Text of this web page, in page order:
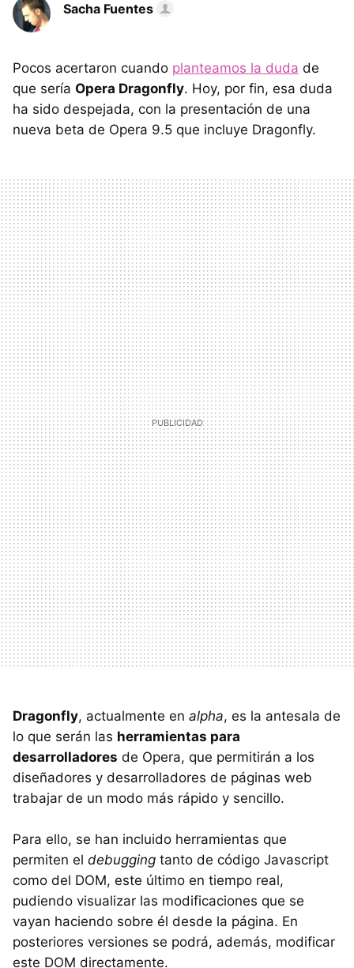
Sacha Fuentes
Pocos acertaron cuando planteamos la duda de
que sería Opera Dragonfly. Hoy, por fin, esa duda
ha sido despejada, con la presentación de una
nueva beta de Opera 9.5 que incluye Dragonfly.
Dragonfly, actualmente en alpha, es la antesala de
lo que serán las herramientas para
desarrolladores de Opera, que permitirán a los
diseñadores y desarrolladores de páginas web
trabajar de un modo más rápido y sencillo.
Para ello, se han incluido herramientas que
permiten el debugging tanto de código Javascript
como del DOM, este último en tiempo real,
pudiendo visualizar las modificaciones que se
vayan haciendo sobre él desde la página. En
posteriores versiones se podrá, además, modificar
este DOM directamente.